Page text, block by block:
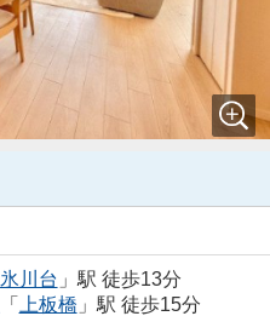
氷川台 」駅 徒歩13分
「 上板橋 」駅 徒歩15分